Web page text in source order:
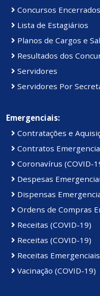
Concursos
Lista de Estagiários
Planos de Cargos e
Resultados dos
Servidores
Servidores Por
Emergenciais:
Contratações e
Contratos
Coronavírus (COVID-
Despesas
Dispensas
Ordens de Compras
Receitas (COVID-19)
Receitas (COVID-19)
Receitas Emergenciais
Vacinação (COVID-19)